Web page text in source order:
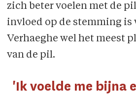
zich beter voelen met de
invloed op de stemming is
Verhaeghe wel het meest
van de pil.
'Ik voelde me bijna